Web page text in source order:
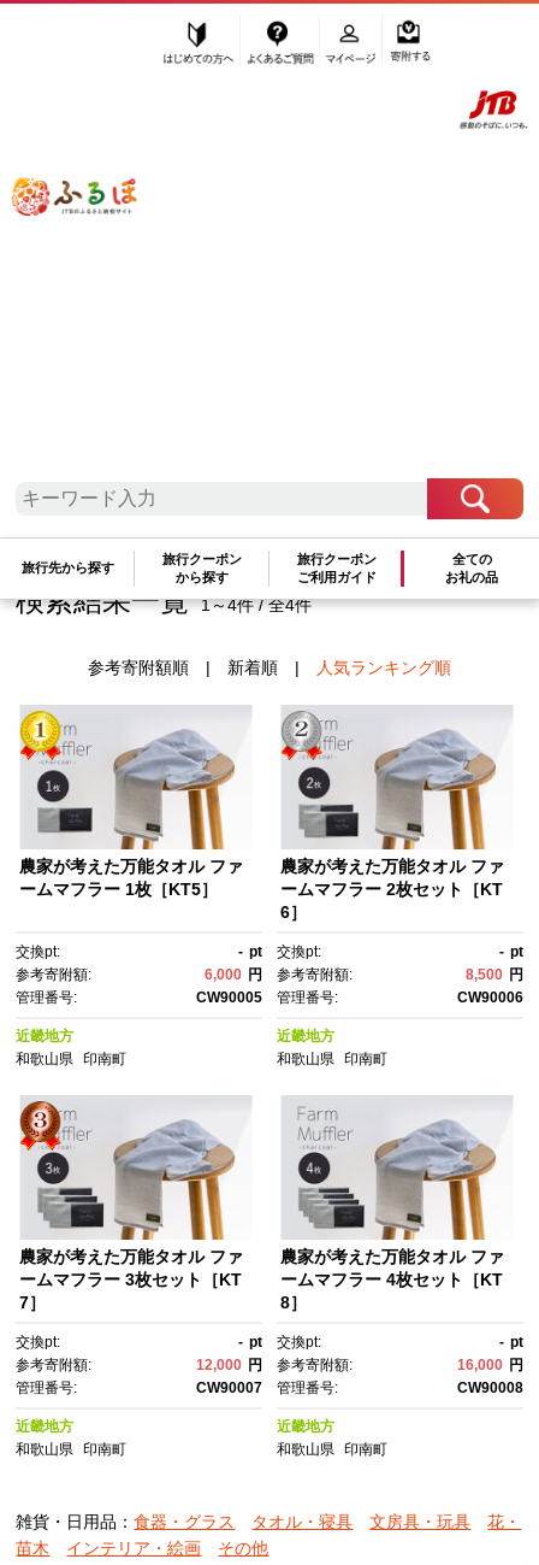
ふるぽ JTBのふるさと納税サイト
旅行先から探す
旅行クーポン
から探す
旅行クーポン
ご利用ガイド
全ての
お礼の品
タオル・寝具
検索結果一覧 1～4件 / 全4件
参考寄附額順| 新着順| 人気ランキング順
農家が考えた万能タオル ファ
ームマフラー 1枚［KT5］
交換pt: - pt
参考寄附額:
6,000 円
管理番号:
CW90005
近畿地方
和歌山県
印南町
農家が考えた万能タオル ファ
ームマフラー 2枚セット［KT
6］
交換pt: - pt
参考寄附額:
8,500 円
管理番号:
CW90006
近畿地方
和歌山県 印南町
農家が考えた万能タオル ファ
ームマフラー 3枚セット［KT
7］
交換pt: - pt
参考寄附額:
12,000 円
管理番号:
CW90007
近畿地方
和歌山県
印南町
農家が考えた万能タオル ファ
ームマフラー 4枚セット［KT
8］
交換pt: - pt
参考寄附額:
16,000 円
管理番号:
CW90008
近畿地方
和歌山県 印南町
雑貨・日用品：食器・グラス タオル・寝具 文房具・玩具
花・
苗木
インテリア・絵画 その他